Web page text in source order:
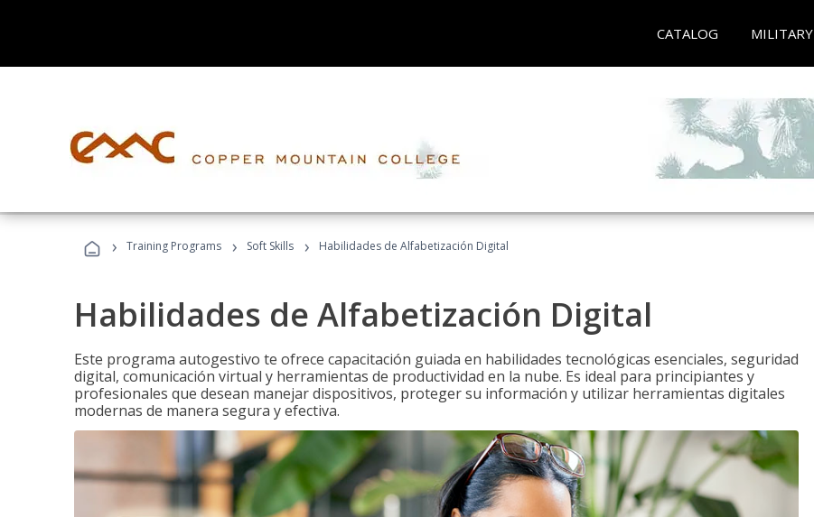
CATALOG MILITARY
› Training Programs › Soft Skills › Habilidades de Alfabetización Digital
Habilidades de Alfabetización Digital
Este programa autogestivo te ofrece capacitación guiada en habilidades tecnológicas esenciales, seguridad
digital, comunicación virtual y herramientas de productividad en la nube. Es ideal para principiantes y
profesionales que desean manejar dispositivos, proteger su información y utilizar herramientas digitales
modernas de manera segura y efectiva.